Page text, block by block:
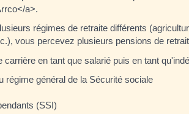
a>.
régimes de retraite différents
vous percevez plusieurs pensions de
en tant que salarié puis en tant
régime général de la Sécurité sociale
(SSI)